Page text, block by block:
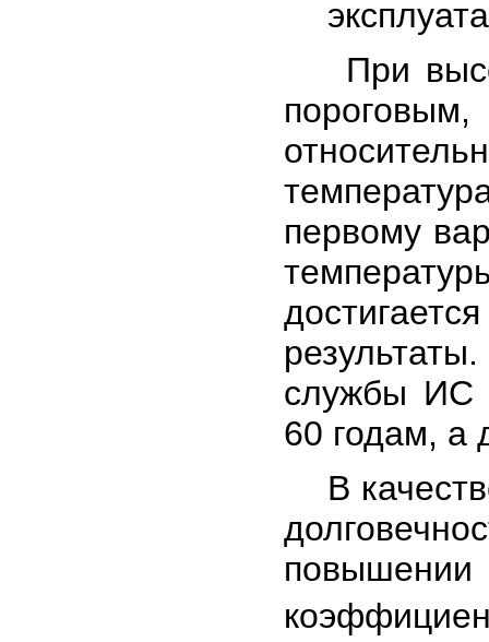
При
первому
службы ИС
60 годам, а
В